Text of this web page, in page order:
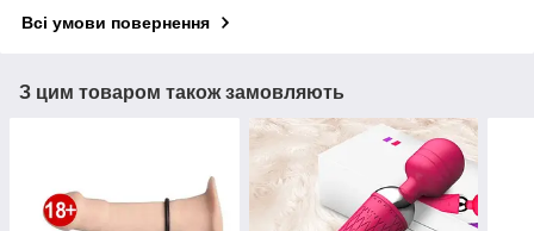
Всі умови повернення
З цим товаром також замовляють